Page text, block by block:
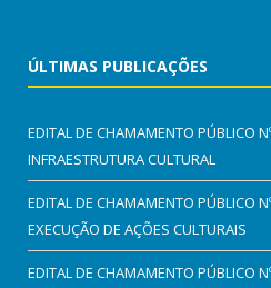
ÚLTIMAS PUBLICAÇÕES
EDITAL DE CHAMAMENTO PÚBLICO
INFRAESTRUTURA CULTURAL
EDITAL DE CHAMAMENTO PÚBLICO
EXECUÇÃO DE AÇÕES CULTURAIS
EDITAL DE CHAMAMENTO PÚBLICO